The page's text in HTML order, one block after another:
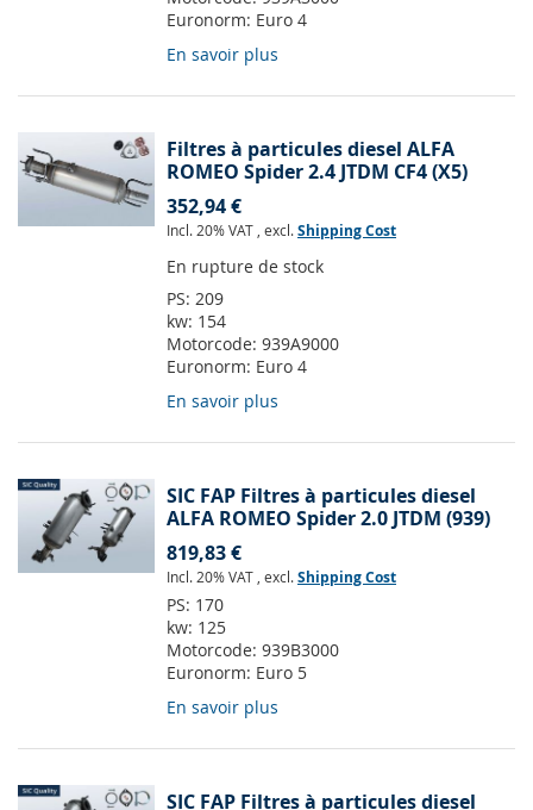
Euronorm: Euro 4
En savoir plus
Filtres à particules diesel ALFA
ROMEO Spider 2.4 JTDM CF4 (X5)
352,94 €
Incl. 20% VAT , excl.Shipping Cost
En rupture de stock
PS: 209
kw: 154
Motorcode: 939A9000
Euronorm: Euro 4
En savoir plus
SIC FAP Filtres à particules diesel
ALFA ROMEO Spider 2.0 JTDM (939)
819,83 €
Incl. 20% VAT , excl.Shipping Cost
PS: 170
kw: 125
Motorcode: 939B3000
Euronorm: Euro 5
En savoir plus
SIC FAP Filtres à particules diesel